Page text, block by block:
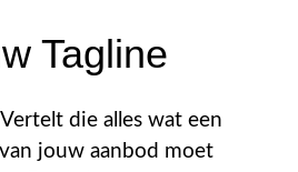
Tagline
die alles wat een
jouw aanbod moet